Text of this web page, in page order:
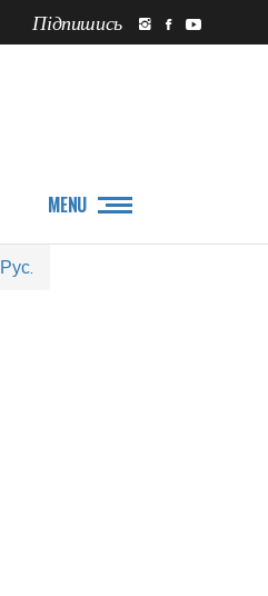
Підпишись
MENU
Рус.